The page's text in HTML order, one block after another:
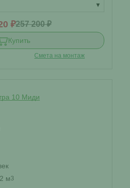
▾
₽257 200 ₽
Купить
Смета на монтаж
10 Миди
2 м3